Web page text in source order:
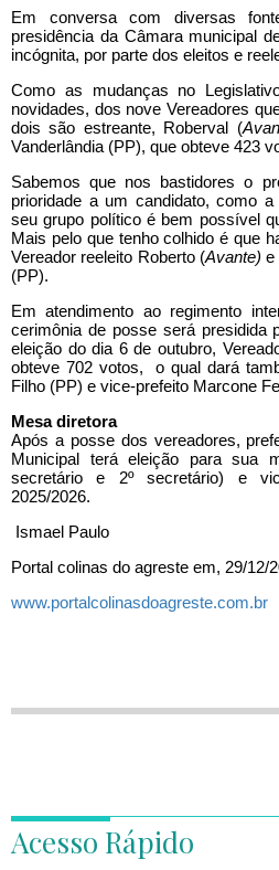
Em conversa com diversas
presidência da Câmara municipal
incógnita, por parte dos eleitos e
Como as mudanças no
novidades, dos nove Vereadores
dois são estreante, Roberval (
Vanderlândia (PP), que obteve 423
Sabemos que nos bastidores o
prioridade a um candidato, como
seu grupo político é bem possível
Mais pelo que tenho colhido é que
Vereador reeleito Roberto (Avante) e
(PP).
Em atendimento ao regimento
cerimônia de posse será presidida
eleição do dia 6 de outubro,
obteve 702 votos, o qual dará
Filho (PP) e vice-prefeito Marcone
Mesa diretora
Após a posse dos vereadores,
Municipal terá eleição para sua
secretário e 2º secretário) e
2025/2026.
Ismael Paulo
Portal colinas do agreste em, 29/12/
www.portalcolinasdoagreste.com.br
Acesso Rápido